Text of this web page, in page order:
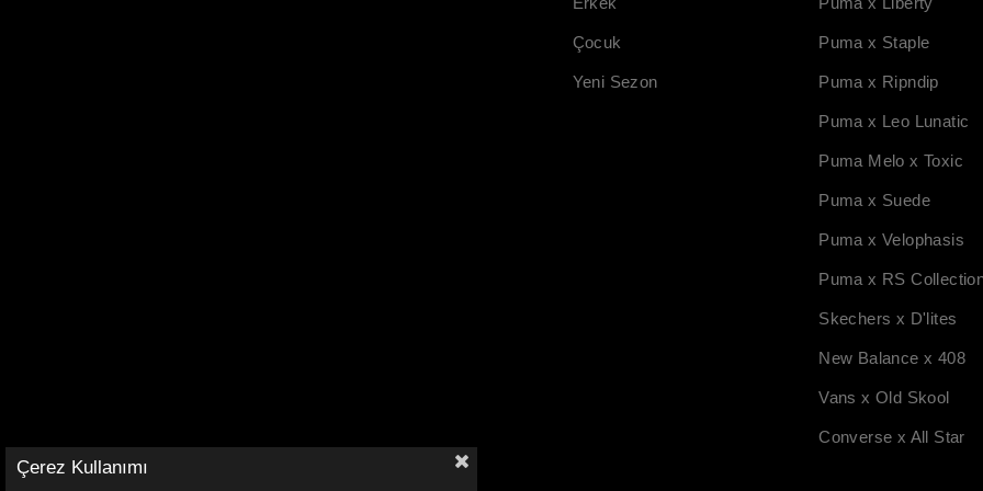
Çocuk
Yeni Sezon
Puma x Staple
Puma x Ripndip
Puma x Leo Lunatic
Puma Melo x Toxic
Puma x Suede
Puma x Velophasis
Puma x RS
Skechers x D'lites
New Balance x 408
Vans x Old Skool
Converse x All Star
Çerez Kullanımı